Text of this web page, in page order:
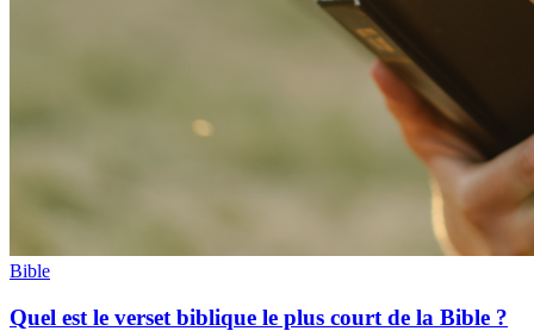
Bible
Quel est le verset biblique le plus court de la Bible ?